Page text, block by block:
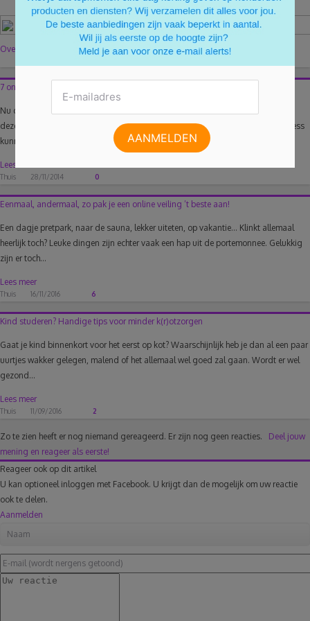
Over de auteur
7 onmisbare tips om te besparen op eindejaarsaankopen
Nu december er weer aankomt, zitten onze gedachten bij de feestdagen. Naar
deze leuke, gezellige periode kijken we natuurlijk allemaal uit, maar de kerststress
kunnen we best...
Lees meer
Thuis 28/11/2014 0
Eenmaal, andermaal, zo pak je een online veiling ’t beste aan!
Een dagje pretpark, naar de sauna, lekker uiteten, op vakantie… Klinkt allemaal
heerlijk toch? Leuke dingen zijn echter vaak een hap uit de portemonnee. Gelukkig
zijn er toch...
Lees meer
Thuis 16/11/2016 6
Kind studeren? Handige tips voor minder k(r)otzorgen
Gaat je kind binnenkort voor het eerst op kot? Waarschijnlijk heb je dan al een paar
uurtjes wakker gelegen, malend of het allemaal wel goed zal gaan. Wordt er wel
gezond...
Lees meer
Thuis 11/09/2016 2
Zo te zien heeft er nog niemand gereageerd. Er zijn nog geen reacties. Deel jouw
mening en reageer als eerste!
Reageer ook op dit artikel
U kan optioneel inloggen met Facebook. U krijgt dan de mogelijk om uw reactie
ook te delen.
Aanmelden